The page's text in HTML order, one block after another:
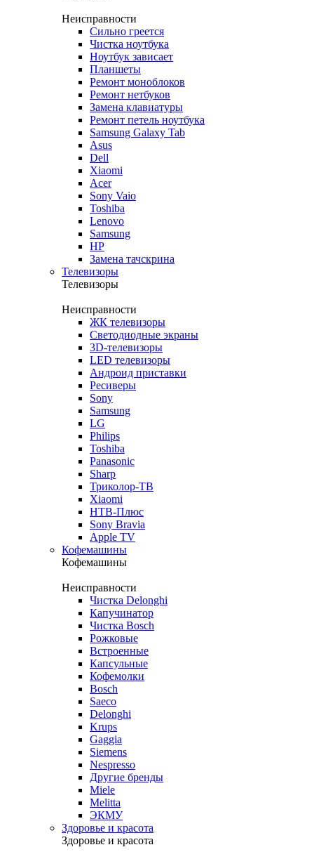
Неисправности
Сильно греется
Чистка ноутбука
Ноутбук зависает
Планшеты
Ремонт моноблоков
Ремонт нетбуков
Замена клавиатуры
Ремонт петель ноутбука
Samsung Galaxy Tab
Asus
Dell
Xiaomi
Acer
Sony Vaio
Toshiba
Lenovo
Samsung
HP
Замена тачскрина
Телевизоры
Телевизоры
Неисправности
ЖК телевизоры
Светодиодные экраны
3D-телевизоры
LED телевизоры
Андроид приставки
Ресиверы
Sony
Samsung
LG
Philips
Toshiba
Panasonic
Sharp
Триколор-ТВ
Xiaomi
НТВ-Плюс
Sony Bravia
Apple TV
Кофемашины
Кофемашины
Неисправности
Чистка Delonghi
Капучинатор
Чистка Bosch
Рожковые
Встроенные
Капсульные
Кофемолки
Bosch
Saeco
Delonghi
Krups
Gaggia
Siemens
Nespresso
Другие бренды
Miele
Melitta
ЭКМУ
Здоровье и красота
Здоровье и красота